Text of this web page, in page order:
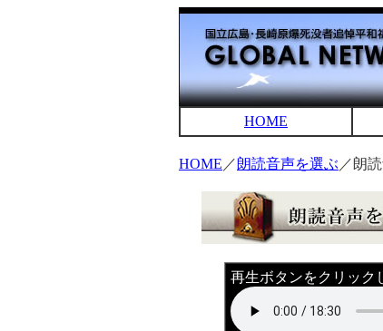
HOME
HOME ／朗読音声を選ぶ ／朗
再生ボタンをクリック